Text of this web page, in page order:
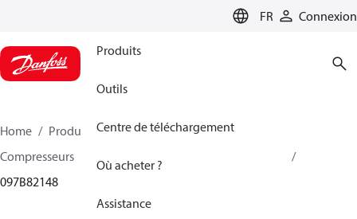
FR Connexion
Produits
Outils
Centre de téléchargement
Où acheter ?
Assistance
Home Produits
Climate Solutions - chauffage
Compresseurs
097B82148